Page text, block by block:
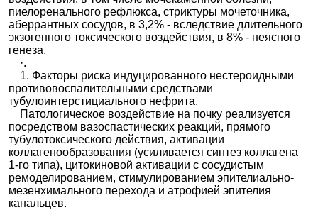
пиелоренального рефлюкса, стриктуры мочеточника,
аберрантных сосудов, в 3,2% - вследствие длительного
экзогенного токсического воздействия, в 8% - неясного
генеза.
·.
1. Факторы риска индуцированного нестероидными
противовоспалительными средствами
тубулоинтерстициального нефрита.
Патологическое воздействие на почку реализуется
посредством вазоспастических реакций, прямого
тубулотоксического действия, активации
коллагенообразования (усиливается синтез коллагена
1-го типа), цитокиновой активации с сосудистым
ремоделированием, стимулированием эпителиально-
мезенхимального перехода и атрофией эпителия
канальцев.